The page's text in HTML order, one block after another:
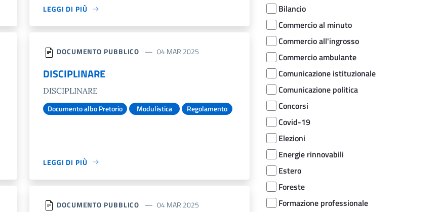
LEGGI DI PIÙ
DOCUMENTO PUBBLICO 04 MAR 2025
DISCIPLINARE
DISCIPLINARE
Documento albo Pretorio Modulistica Regolamento
LEGGI DI PIÙ
DOCUMENTO PUBBLICO 04 MAR 2025
Bilancio
Commercio al minuto
Commercio all'ingrosso
Commercio ambulante
Comunicazione istituzionale
Comunicazione politica
Concorsi
Covid-19
Elezioni
Energie rinnovabili
Estero
Foreste
Formazione professionale